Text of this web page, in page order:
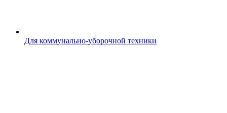
Для коммунально-уборочной техники